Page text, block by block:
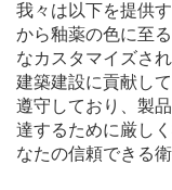
我々は以下を提供
から釉薬の色に至
なカスタマイズさ
建築建設に貢献し
遵守しており、製
達するために厳し
なたの信頼できる